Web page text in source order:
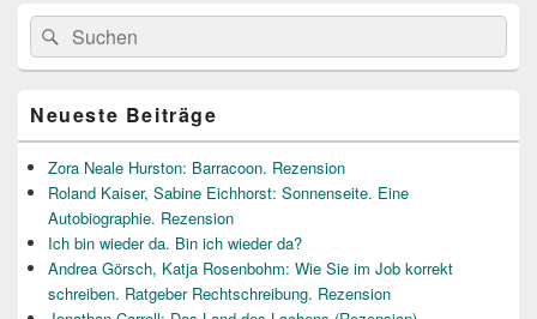
Primärer
Seitenleisten
Widget-
Bereich
Suche
nach:
Suchen
Neueste Beiträge
Zora Neale Hurston: Barracoon. Rezension
Roland Kaiser, Sabine Eichhorst: Sonnenseite. Eine
Autobiographie. Rezension
Ich bin wieder da. Bin ich wieder da?
Andrea Görsch, Katja Rosenbohm: Wie Sie im Job korrekt
schreiben. Ratgeber Rechtschreibung. Rezension